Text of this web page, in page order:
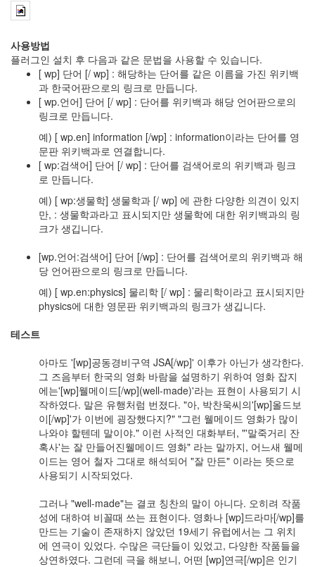
사용방법
플러그인 설치 후 다음과 같은 문법을 사용할 수 있습니다.
[ wp] 단어 [/ wp] : 해당하는 단어를 같은 이름을 가진 위키백
과 한국어판으로의 링크로 만듭니다.
[ wp.언어] 단어 [/ wp] : 단어를 위키백과 해당 언어판으로의
링크로 만듭니다.
예) [ wp.en] information [/wp] : information이라는 단어를 영
문판 위키백과로 연결합니다.
[ wp:검색어] 단어 [/ wp] : 단어를 검색어로의 위키백과 링크
로 만듭니다.
예) [ wp:생물학] 생물학과 [/ wp] 에 관한 다양한 의견이 있지
만, : 생물학과라고 표시되지만 생물학에 대한 위키백과의 링
크가 생깁니다.
[wp.언어:검색어] 단어 [/wp] : 단어를 검색어로의 위키백과 해
당 언어판으로의 링크로 만듭니다.
예) [ wp.en:physics] 물리학 [/ wp] : 물리학이라고 표시되지만
physics에 대한 영문판 위키백과의 링크가 생깁니다.
테스트
아마도 '[wp]공동경비구역 JSA[/wp]' 이후가 아닌가 생각한다.
그 즈음부터 한국의 영화 바람을 설명하기 위하여 영화 잡지
에는'[wp]웰메이드[/wp](well-made)'라는 표현이 사용되기 시
작하였다. 말은 유행처럼 번졌다. "아, 박찬욱씨의'[wp]올드보
이[/wp]'가 이번에 굉장했다지?" "그런 웰메이드 영화가 많이
나와야 할텐데 말이야." 이런 사적인 대화부터, "'말죽거리 잔
혹사'는 잘 만들어진웰메이드 영화" 라는 말까지, 어느새 웰메
이드는 영어 철자 그대로 해석되어 "잘 만든" 이라는 뜻으로
사용되기 시작되었다.
그러나 "well-made"는 결코 칭찬의 말이 아니다. 오히려 작품
성에 대하여 비꼴때 쓰는 표현이다. 영화나 [wp]드라마[/wp]를
만드는 기술이 존재하지 않았던 19세기 유럽에서는 그 위치
에 연극이 있었다. 수많은 극단들이 있었고, 다양한 작품들을
상연하였다. 그런데 극을 해보니, 어떤 [wp]연극[/wp]은 인기
고
주
역,
프
레
스,
(2)
의
(1)
에
(2010
1...
(8)
뇌,
(4)